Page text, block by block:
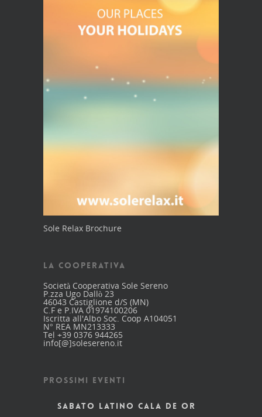
Sole Relax Brochure
LA COOPERATIVA
Società Cooperativa Sole Sereno
P.zza Ugo Dallò 23
46043 Castiglione d/S (MN)
C.F e P.IVA 01974100206
Iscritta all'Albo Soc. Coop A104051
N° REA MN213333
Tel +39 0376 944265
info[@]solesereno.it
PROSSIMI EVENTI
SABATO LATINO CALA DE OR